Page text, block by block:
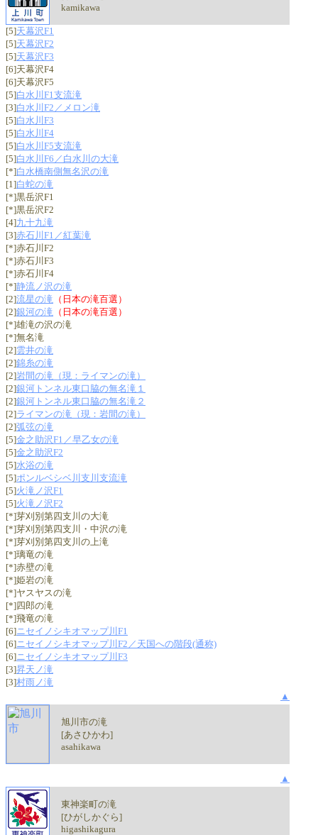
kamikawa
[5]天幕沢F1
[5]天幕沢F2
[5]天幕沢F3
[6]天幕沢F4
[6]天幕沢F5
[5]白水川F1支流滝
[3]白水川F2／メロン滝
[5]白水川F3
[5]白水川F4
[5]白水川F5支流滝
[5]白水川F6／白水川の大滝
[*]白水橋南側無名沢の滝
[1]白蛇の滝
[*]黒岳沢F1
[*]黒岳沢F2
[4]九十九滝
[3]赤石川F1／紅葉滝
[*]赤石川F2
[*]赤石川F3
[*]赤石川F4
[*]静流ノ沢の滝
[2]流星の滝 （日本の滝百選）
[2]銀河の滝 （日本の滝百選）
[*]雄滝の沢の滝
[*]無名滝
[2]雲井の滝
[2]錦糸の滝
[2]岩間の滝（現：ライマンの滝）
[2]銀河トンネル東口脇の無名滝１
[2]銀河トンネル東口脇の無名滝２
[2]ライマンの滝（現：岩間の滝）
[2]弧弦の滝
[5]金之助沢F1／早乙女の滝
[5]金之助沢F2
[5]水浴の滝
[5]ポンルベシベ川支川支流滝
[5]火滝ノ沢F1
[5]火滝ノ沢F2
[*]芽刈別第四支川の大滝
[*]芽刈別第四支川・中沢の滝
[*]芽刈別第四支川の上滝
[*]璃竜の滝
[*]赤壁の滝
[*]姫岩の滝
[*]ヤスヤスの滝
[*]四郎の滝
[*]飛竜の滝
[6]ニセイノシキオマップ川F1
[6]ニセイノシキオマップ川F2／天国への階段(通称)
[6]ニセイノシキオマップ川F3
[3]昇天ノ滝
[3]村雨ノ滝
▲
旭川市の滝
[あさひかわ]
asahikawa
▲
東神楽町の滝
[ひがしかぐら]
higashikagura